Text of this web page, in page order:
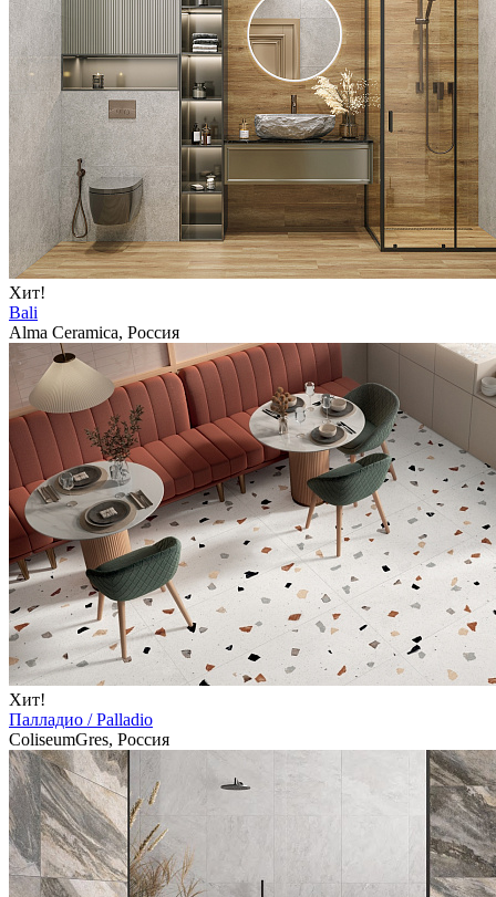
Хит!
Bali
Alma Ceramica, Россия
Хит!
Палладио / Palladio
ColiseumGres, Россия